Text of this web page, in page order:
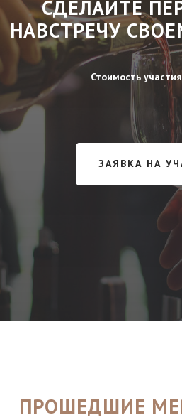
СДЕЛАЙТЕ
НАВСТРЕЧУ
Стоимость
ЗАЯВКА НА
ПРОШЕДШИЕ